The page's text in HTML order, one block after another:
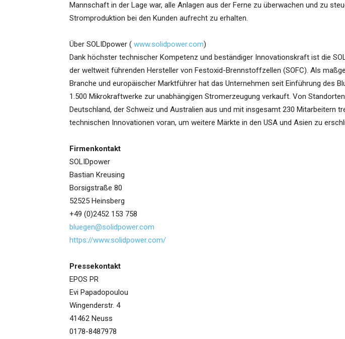
Mannschaft in der Lage war, alle Anlagen aus der Ferne zu überwachen und zu
Stromproduktion bei den Kunden aufrecht zu erhalten.
Über SOLIDpower ( www.solidpower.com)
Dank höchster technischer Kompetenz und beständiger Innovationskraft ist die
der weltweit führenden Hersteller von Festoxid-Brennstoffzellen (SOFC). Als
Branche und europäischer Marktführer hat das Unternehmen seit Einführung des
1.500 Mikrokraftwerke zur unabhängigen Stromerzeugung verkauft. Von
Deutschland, der Schweiz und Australien aus und mit insgesamt 230 Mitarbeitern
technischen Innovationen voran, um weitere Märkte in den USA und Asien zu
Firmenkontakt
SOLIDpower
Bastian Kreusing
Borsigstraße 80
52525 Heinsberg
+49 (0)2452 153 758
bluegen@solidpower.com
https://www.solidpower.com/
Pressekontakt
EPOS PR
Evi Papadopoulou
Wingenderstr. 4
41462 Neuss
0178-8487978